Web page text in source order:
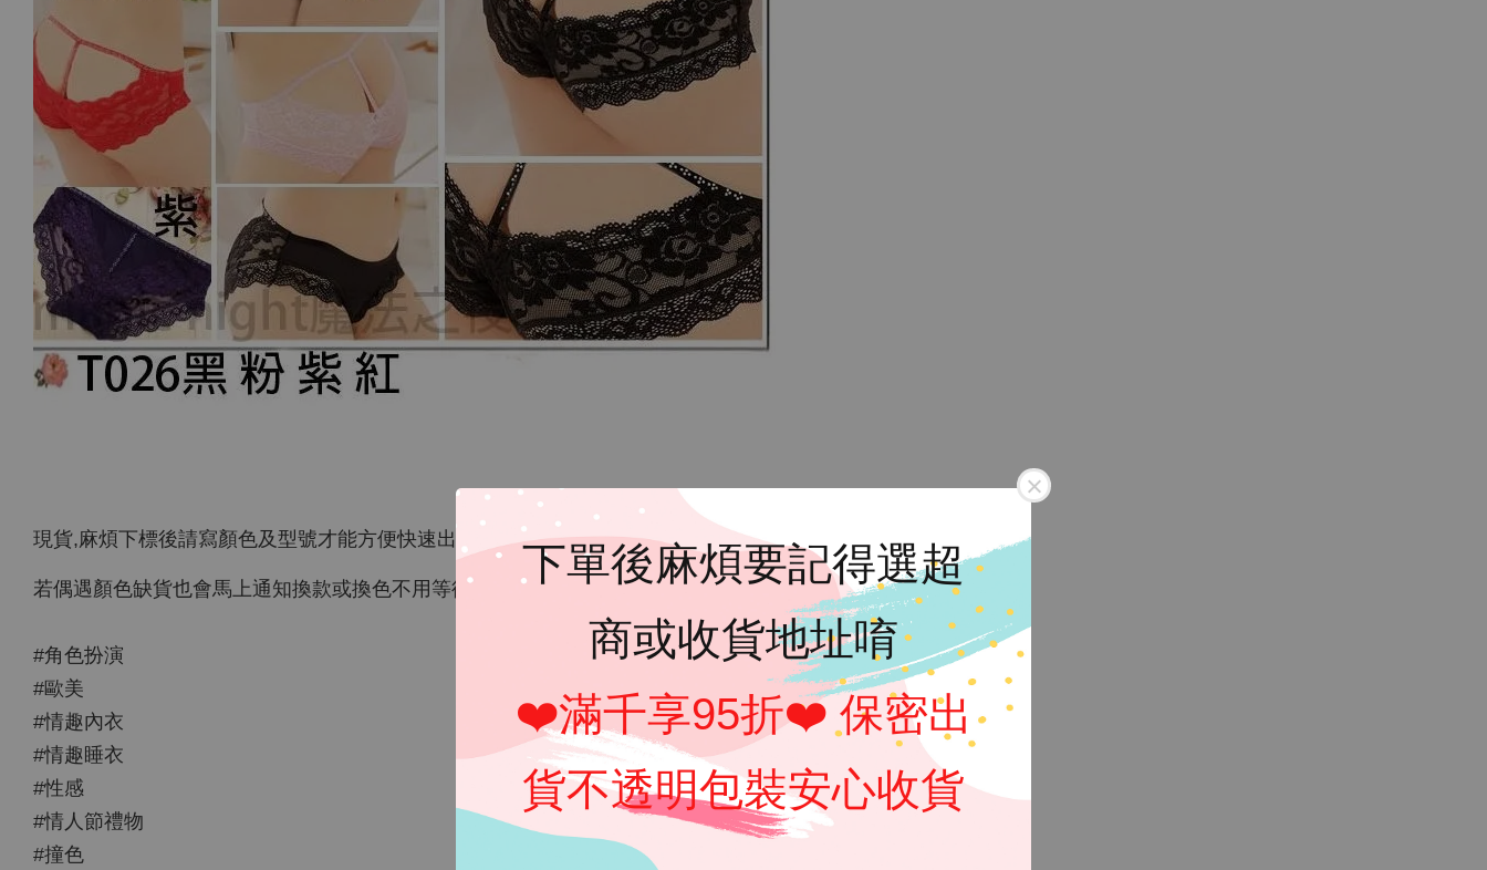
下單後麻煩要記得選超
商或收貨地址唷
❤️滿千享95折❤️ 保密出
貨不透明包裝安心收貨
現貨,麻煩下標後請寫顏色及型號才能方便快速出貨
若偶遇顏色缺貨也會馬上通知換款或換色不用等待快速出貨
#角色扮演
#歐美
#情趣內衣
#情趣睡衣
#性感
#情人節禮物
#撞色